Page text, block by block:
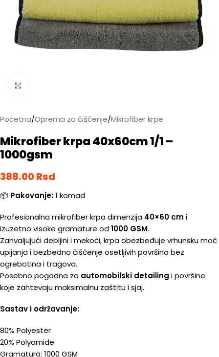
Pocetna/Oprema za čišćenje/Mikrofiber krpe
Mikrofiber krpa 40x60cm 1/1 –
1000gsm
388.00 Rsd
📦 Pakovanje:1 komad
Profesionalna mikrofiber krpa dimenzija 40×60 cm i
izuzetno visoke gramature od1000 GSM.
Zahvaljujući debljini i mekoći, krpa obezbeđuje vrhunsku moć
upijanja i bezbedno čišćenje osetljivih površina bez
ogrebotina i tragova.
Posebno pogodna za automobilski detailing i površine
koje zahtevaju maksimalnu zaštitu i sjaj.
Sastav i održavanje:
80% Polyester
20% Polyamide
Gramatura: 1000 GSM